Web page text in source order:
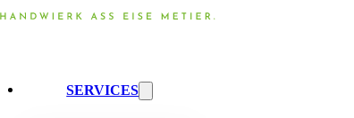
SERVICES